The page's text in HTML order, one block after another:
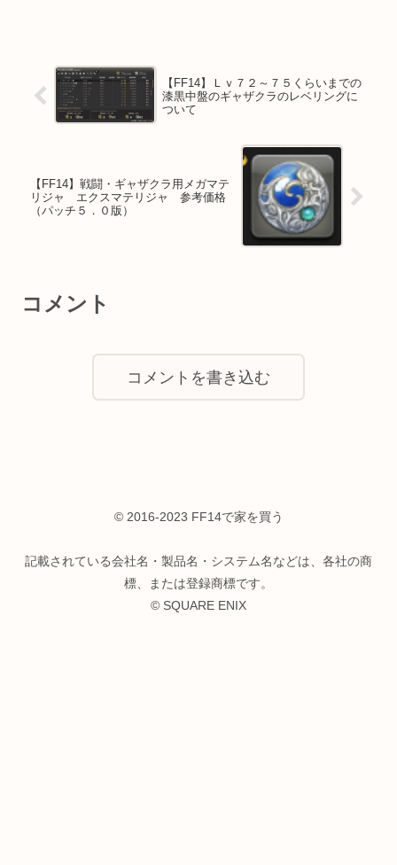
【FF14】Ｌｖ７２～７５くらいまでの
漆黒中盤のギャザクラのレベリングに
ついて
【FF14】戦闘・ギャザクラ用メガマテ
リジャ エクスマテリジャ 参考価格
（パッチ５．０版）
コメント
コメントを書き込む
© 2016-2023 FF14で家を買う
記載されている会社名・製品名・システム名などは、各社の商
標、または登録商標です。
© SQUARE ENIX